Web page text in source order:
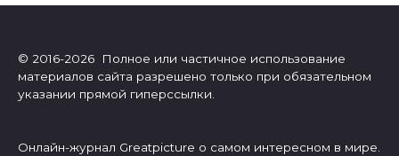
© 2016-2026 Полное или частичное использование
материалов сайта разрешено только при обязательном
указании прямой гиперссылки.
Онлайн-журнал Greatpicture о самом интересном в мире.